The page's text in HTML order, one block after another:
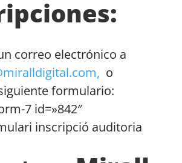
correo electrónico a
o
formulario:
7 id=»842″
inscripció auditoria